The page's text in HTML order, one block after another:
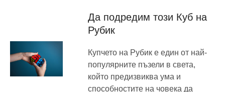
Да подредим този Куб на
Рубик
Купчето на Рубик е един от най-
популярните пъзели в света,
който предизвиква ума и
способностите на човека да